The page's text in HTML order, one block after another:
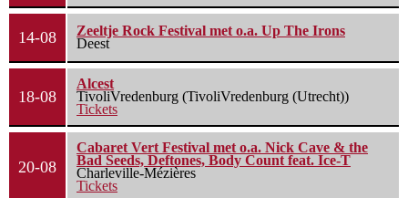
14-08
Zeeltje Rock Festival met o.a. Up The Irons
Deest
18-08
Alcest
TivoliVredenburg (TivoliVredenburg (Utrecht))
Tickets
20-08
Cabaret Vert Festival met o.a. Nick Cave & the
Bad Seeds, Deftones, Body Count feat. Ice-T
Charleville-Mézières
Tickets